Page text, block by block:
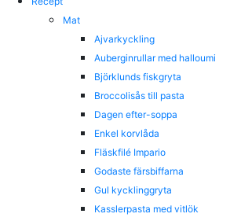
Mat
Ajvarkyckling
Auberginrullar med halloumi
Björklunds fiskgryta
Broccolisås till pasta
Dagen efter-soppa
Enkel korvlåda
Fläskfilé Impario
Godaste färsbiffarna
Gul kycklinggryta
Kasslerpasta med vitlök